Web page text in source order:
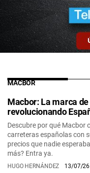
MACBOR
Macbor: La marca
revolucionando
Descubre por qué Macbor
carreteras españolas con
precios que nadie
más? Entra ya.
HUGO HERNÁNDEZ 13/07/26